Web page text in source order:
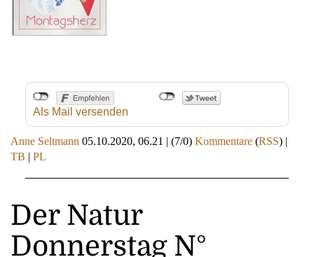
Als Mail versenden
Anne Seltmann 05.10.2020, 06.21 | (7/0) Kommentare (RSS) |
TB | PL
Der Natur
Donnerstag N°